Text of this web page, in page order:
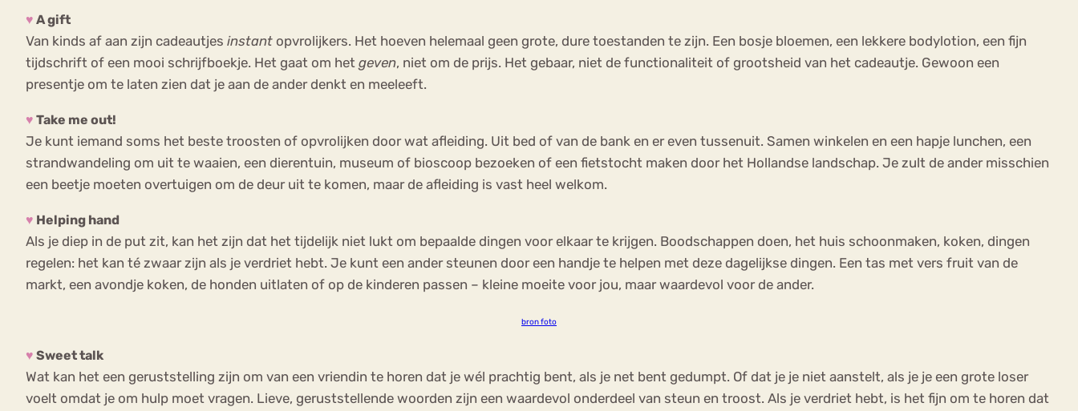
♥ A gift
Van kinds af aan zijn cadeautjes instant opvrolijkers. Het hoeven helemaal geen grote, dure toestanden te zijn. Een bosje bloemen, een lekkere bodylotion, een fijn
tijdschrift of een mooi schrijfboekje. Het gaat om het geven, niet om de prijs. Het gebaar, niet de functionaliteit of grootsheid van het cadeautje. Gewoon een
presentje om te laten zien dat je aan de ander denkt en meeleeft.
♥ Take me out!
Je kunt iemand soms het beste troosten of opvrolijken door wat afleiding. Uit bed of van de bank en er even tussenuit. Samen winkelen en een hapje lunchen, een
strandwandeling om uit te waaien, een dierentuin, museum of bioscoop bezoeken of een fietstocht maken door het Hollandse landschap. Je zult de ander misschien
een beetje moeten overtuigen om de deur uit te komen, maar de afleiding is vast heel welkom.
♥ Helping hand
Als je diep in de put zit, kan het zijn dat het tijdelijk niet lukt om bepaalde dingen voor elkaar te krijgen. Boodschappen doen, het huis schoonmaken, koken, dingen
regelen: het kan té zwaar zijn als je verdriet hebt. Je kunt een ander steunen door een handje te helpen met deze dagelijkse dingen. Een tas met vers fruit van de
markt, een avondje koken, de honden uitlaten of op de kinderen passen – kleine moeite voor jou, maar waardevol voor de ander.
bron foto
♥ Sweet talk
Wat kan het een geruststelling zijn om van een vriendin te horen dat je wél prachtig bent, als je net bent gedumpt. Of dat je je niet aanstelt, als je je een grote loser
voelt omdat je om hulp moet vragen. Lieve, geruststellende woorden zijn een waardevol onderdeel van steun en troost. Als je verdriet hebt, is het fijn om te horen dat